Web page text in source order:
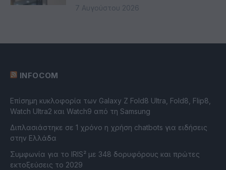
7 Αυγούστου 2026
INFOCOM
Επίσημη κυκλοφορία των Galaxy Z Fold8 Ultra, Fold8, Flip8,
Watch Ultra2 και Watch9 από τη Samsung
Διπλασιάστηκε σε 1 χρόνο η χρήση chatbots για ειδήσεις
στην Ελλάδα
Συμφωνία για το IRIS² με 348 δορυφόρους και πρώτες
εκτοξεύσεις το 2029